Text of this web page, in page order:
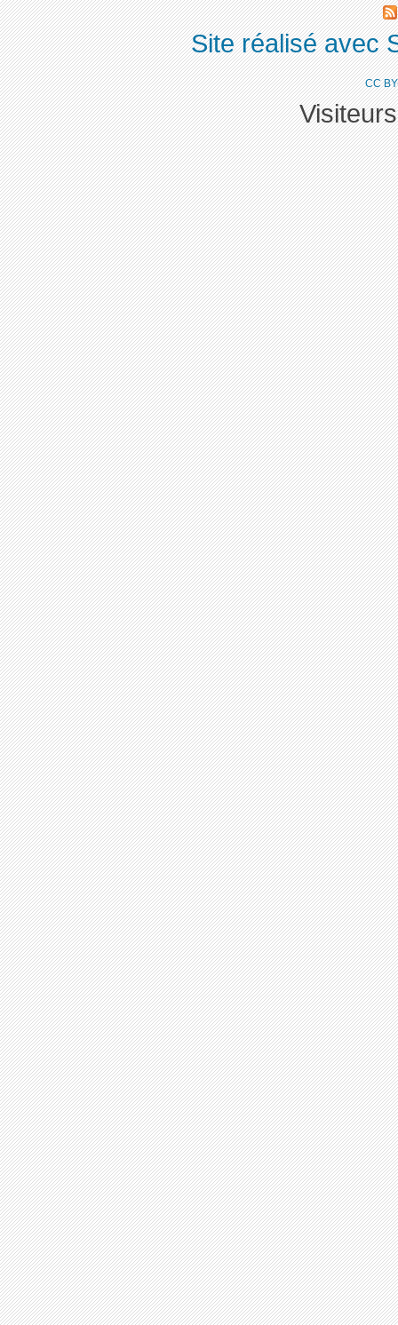
Site réalisé avec
CC